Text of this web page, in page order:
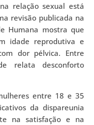
relação sexual está
revisão publicada na
Humana mostra que
idade reprodutiva e
dor pélvica. Entre
relata desconforto
entre 18 e 35
da dispareunia
na satisfação e na